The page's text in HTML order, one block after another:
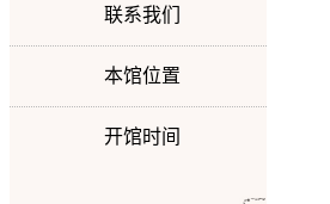
联系我们
本馆位置
开馆时间